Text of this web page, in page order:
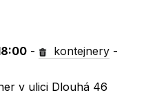
- kontejnery -
v ulici Dlouhá 46